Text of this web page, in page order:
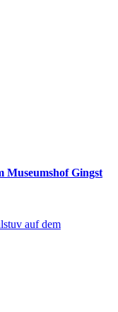
Museumshof Gingst
auf dem